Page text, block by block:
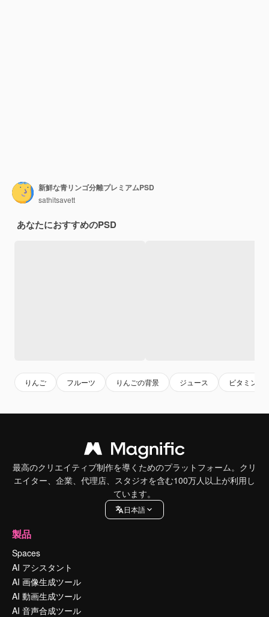
新鮮な青リンゴ分離プレミアムPSD
sathitsavett
あなたにおすすめのPSD
りんご フルーツ りんごの背景 ジュース ビタミン
最高のクリエイティブ制作を導くためのプラットフォーム。クリ
エイター、企業、代理店、スタジオを含む100万人以上が利用し
ています。
日本語
製品
Spaces
AI アシスタント
AI 画像生成ツール
AI 動画生成ツール
AI 音声合成ツール